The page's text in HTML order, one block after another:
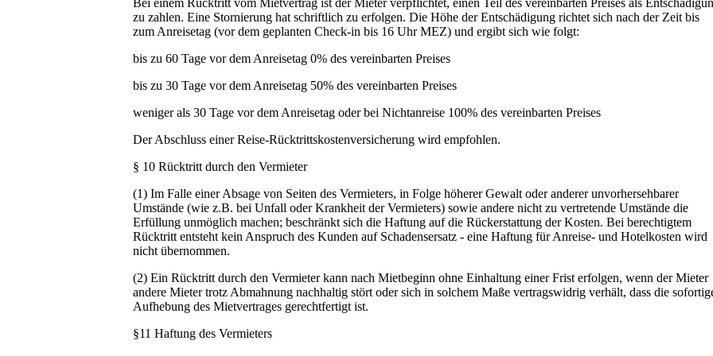
Bei einem Rücktritt vom Mietvertrag ist der Mieter verpflichtet, einen Teil des vereinbarten Preises als
zu zahlen. Eine Stornierung hat schriftlich zu erfolgen. Die Höhe der Entschädigung richtet sich nach der Zeit bis
zum Anreisetag (vor dem geplanten Check-in bis 16 Uhr MEZ) und ergibt sich wie folgt:
bis zu 60 Tage vor dem Anreisetag 0% des vereinbarten Preises
bis zu 30 Tage vor dem Anreisetag 50% des vereinbarten Preises
weniger als 30 Tage vor dem Anreisetag oder bei Nichtanreise 100% des vereinbarten Preises
Der Abschluss einer Reise-Rücktrittskostenversicherung wird empfohlen.
§ 10 Rücktritt durch den Vermieter
(1) Im Falle einer Absage von Seiten des Vermieters, in Folge höherer Gewalt oder anderer unvorhersehbarer
Umstände (wie z.B. bei Unfall oder Krankheit der Vermieters) sowie andere nicht zu vertretende Umstände die
Erfüllung unmöglich machen; beschränkt sich die Haftung auf die Rückerstattung der Kosten. Bei berechtigtem
Rücktritt entsteht kein Anspruch des Kunden auf Schadensersatz - eine Haftung für Anreise- und Hotelkosten wird
nicht übernommen.
(2) Ein Rücktritt durch den Vermieter kann nach Mietbeginn ohne Einhaltung einer Frist erfolgen, wenn der Mieter
andere Mieter trotz Abmahnung nachhaltig stört oder sich in solchem Maße vertragswidrig verhält, dass die
Aufhebung des Mietvertrages gerechtfertigt ist.
§11 Haftung des Vermieters